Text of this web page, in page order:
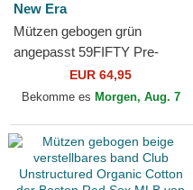
New Era
Mützen gebogen grün
angepasst 59FIFTY Pre-
Curved American
Herringbone der Boston Red
EUR 64,95
Bekomme es Morgen, Aug. 7